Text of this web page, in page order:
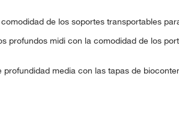
de los soportes transportables
midi con la comodidad de los
media con las tapas de